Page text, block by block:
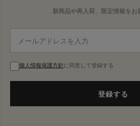
新商品や再入荷、限定情報をお
個人情報保護方針に同意して登録する
登録する